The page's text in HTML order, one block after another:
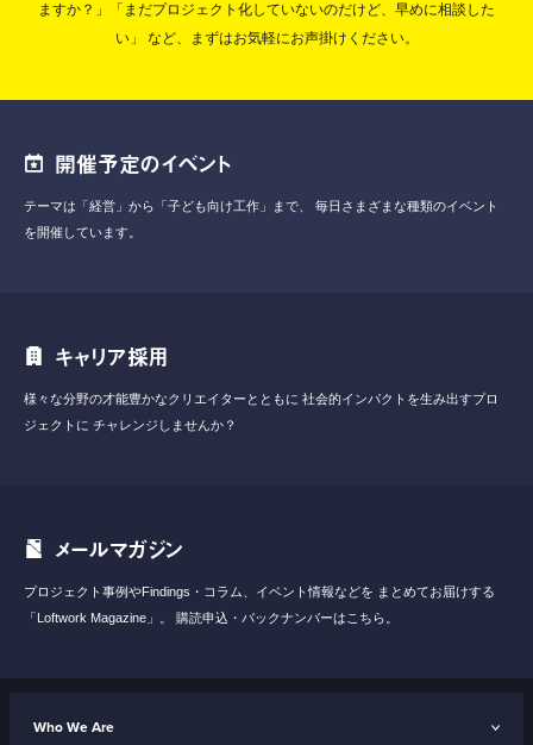
ますか？」「まだプロジェクト化していないのだけど、早めに相談した
い」
など、まずはお気軽にお声掛けください。
開催予定のイベント
テーマは「経営」から「子ども向け工作」まで、
毎日さまざまな種類のイベント
を開催しています。
キャリア採用
様々な分野の才能豊かなクリエイターとともに 社会的インパクトを生み出すプロ
ジェクトに チャレンジしませんか？
メールマガジン
プロジェクト事例やFindings・コラム、イベント情報などを まとめてお届けする
「Loftwork Magazine」。
購読申込・バックナンバーはこちら。
Who We Are